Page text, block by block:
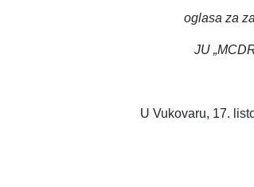
oglasa za
JU
U Vukovaru, 17.